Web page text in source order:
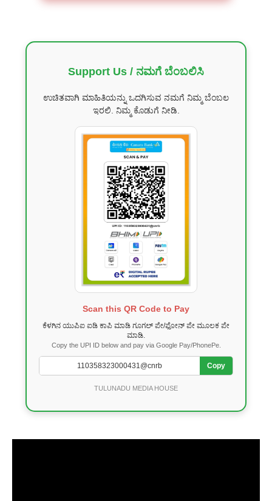
Support Us / ನಮಗೆ ಬೆಂಬಲಿಸಿ
ಉಚಿತವಾಗಿ ಮಾಹಿತಿಯನ್ನು ಒದಗಿಸುವ ನಮಗೆ ನಿಮ್ಮ ಬೆಂಬಲ
ಇರಲಿ. ನಿಮ್ಮ ಕೊಡುಗೆ ನೀಡಿ.
Scan this QR Code to Pay
ಕೆಳಗಿನ ಯುಪಿಐ ಐಡಿ ಕಾಪಿ ಮಾಡಿ ಗೂಗಲ್ ಪೇ/ಫೋನ್ ಪೇ ಮೂಲಕ ಪೇ
ಮಾಡಿ.
Copy the UPI ID below and pay via Google Pay/PhonePe.
Copy
TULUNADU MEDIA HOUSE